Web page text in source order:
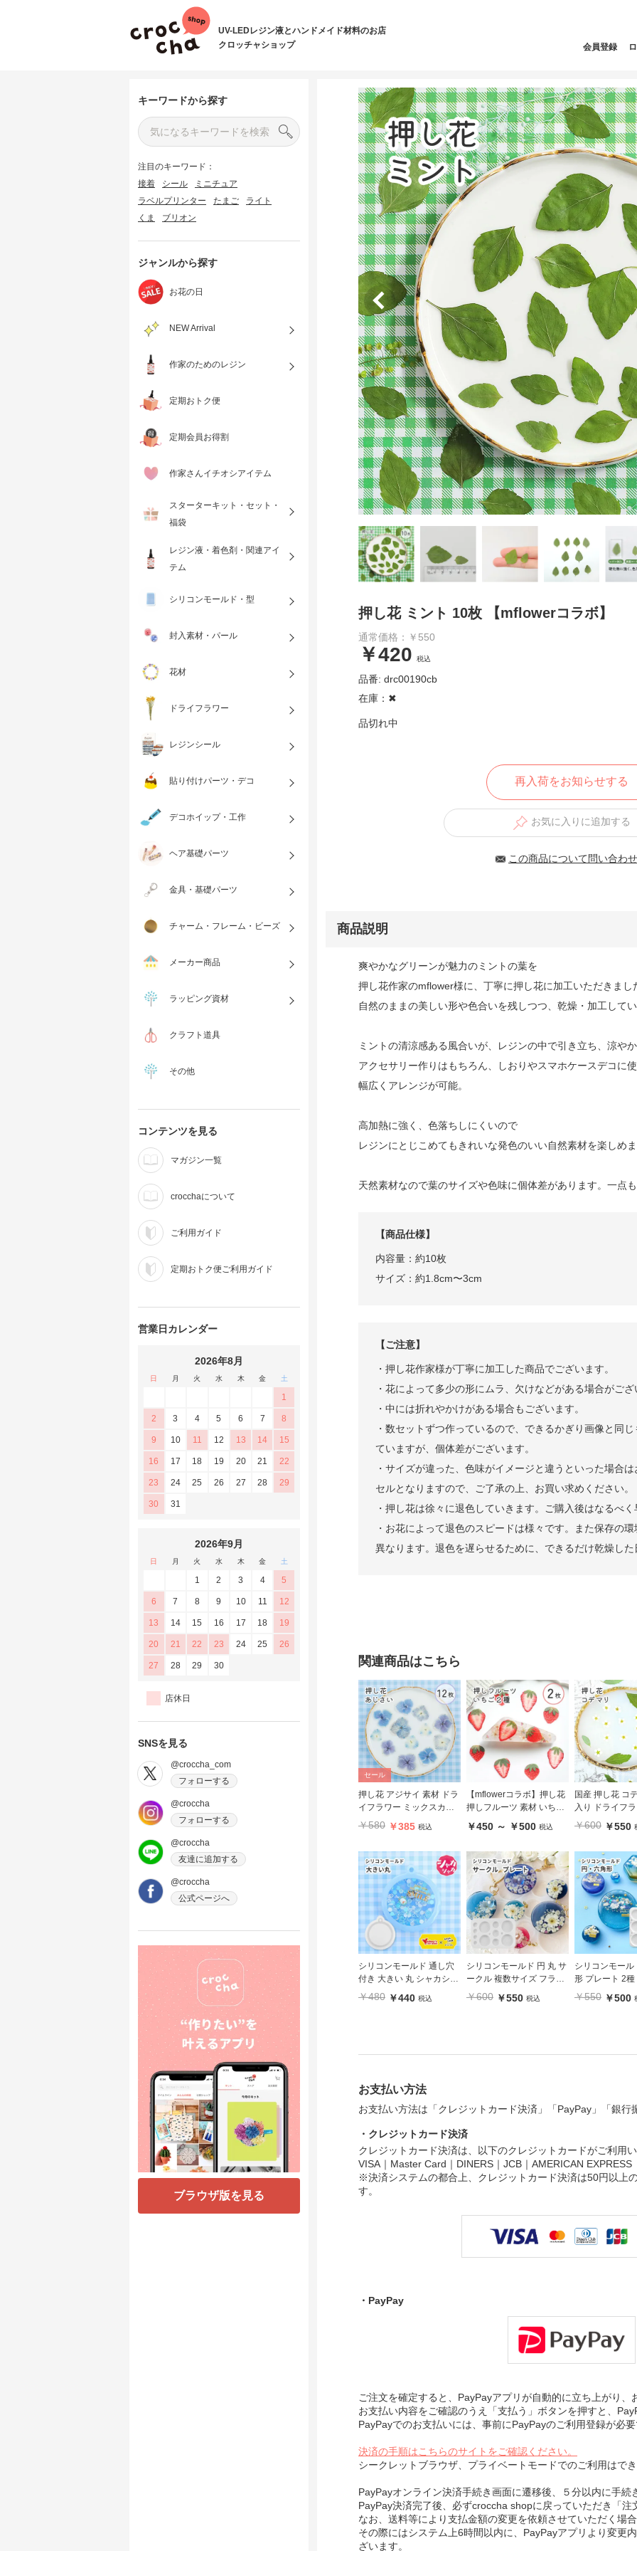
UV-LEDレジン液とハンドメイド材料のお店
クロッチャショップ
会員登録
キーワードから探す
注目のキーワード：
接着
シール
ミニチュア
ラベルプリンター
たまご
ライト
くま
ブリオン
ジャンルから探す
お花の日
NEW Arrival
作家のためのレジン
定期おトク便
定期会員お得割
作家さんイチオシアイテム
スターターキット・セット・
福袋
レジン液・着色剤・関連アイ
テム
シリコンモールド・型
封入素材・パール
花材
ドライフラワー
レジンシール
貼り付けパーツ・デコ
デコホイップ・工作
ヘア基礎パーツ
金具・基礎パーツ
チャーム・フレーム・ビーズ
メーカー商品
ラッピング資材
クラフト道具
その他
コンテンツを見る
マガジン一覧
crocchaについて
ご利用ガイド
定期おトク便ご利用ガイド
営業日カレンダー
2026年8月
日 月 火 水 木 金 土
1
2 3 4 5 6 7 8
9 10 11 12 13 14 15
16 17 18 19 20 21 22
23 24 25 26 27 28 29
30 31
2026年9月
日 月 火 水 木 金 土
1 2 3 4 5
6 7 8 9 10 11 12
13 14 15 16 17 18 19
20 21 22 23 24 25 26
27 28 29 30
店休日
SNSを見る
@croccha_com
フォローする
@croccha
フォローする
@croccha
友達に追加する
@croccha
公式ページへ
ブラウザ版を見る
押し花 ミント 10枚 【mflowerコラボ】
通常価格：￥550
￥420 税込
品番: drc00190cb
在庫：✖︎
品切れ中
再入荷をお知らせする
お気に入りに追加する
この商品について問い合わ
商品説明
爽やかなグリーンが魅力のミントの葉を
押し花作家のmflower様に、丁寧に押し花に加工いただきまし
自然のままの美しい形や色合いを残しつつ、乾燥・加工して
ミントの清涼感ある風合いが、レジンの中で引き立ち、涼や
アクセサリー作りはもちろん、しおりやスマホケースデコに
幅広くアレンジが可能。
高加熱に強く、色落ちしにくいので
レジンにとじこめてもきれいな発色のいい自然素材を楽しめ
天然素材なので葉のサイズや色味に個体差があります。一点
【商品仕様】
内容量：約10枚
サイズ：約1.8cm〜3cm
【ご注意】
・押し花作家様が丁寧に加工した商品でございます。
・花によって多少の形にムラ、欠けなどがある場合がご
・中には折れやかけがある場合もございます。
・数セットずつ作っているので、できるかぎり画像と同
ていますが、個体差がございます。
・サイズが違った、色味がイメージと違うといった場合
セルとなりますので、ご了承の上、お買い求めください。
・押し花は徐々に退色していきます。ご購入後はなるべ
・お花によって退色のスピードは様々です。また保存の
異なります。退色を遅らせるために、できるだけ乾燥し
関連商品はこちら
セール
押し花 アジサイ 素材 ドラ
イフラワー ミックスカラ
ー ブルー パープル 12枚
￥580 ￥385 税込
【mflowerコラボ】押し花
押しフルーツ 素材 いちご
イチゴ
￥450 ～ ￥500 税込
国産 押し花 コ
入り ドライフ
ス入り
￥600 ￥550
シリコンモールド 通し穴
付き 大きい 丸 シャカシャ
カ crocchaオリジナル
￥480 ￥440 税込
シリコンモールド 円 丸 サ
ークル 複数サイズ フラッ
ト 平丸 プレート
￥600 ￥550 税込
シリコンモール
形 プレート 2種
￥550 ￥500
お支払い方法
お支払い方法は「クレジットカード決済」「PayPay」「銀行
・クレジットカード決済
クレジットカード決済は、以下のクレジットカードがご利用
VISA｜Master Card｜DINERS｜JCB｜AMERICAN EXPRESS
※決済システムの都合上、クレジットカード決済は50円以上
す。
・PayPay
ご注文を確定すると、PayPayアプリが自動的に立ち上がり、
お支払い内容をご確認のうえ「支払う」ボタンを押すと、
PayPayでのお支払いには、事前にPayPayのご利用登録が必
決済の手順はこちらのサイトをご確認ください。
シークレットブラウザ、プライベートモードでのご利用はで
PayPayオンライン決済手続き画面に遷移後、５分以内に手続
PayPay決済完了後、必ずcroccha shopに戻っていただき「注
なお、送料等により支払金額の変更を依頼させていただく場
その際にはシステム上6時間以内に、PayPayアプリより変更
ざいます。